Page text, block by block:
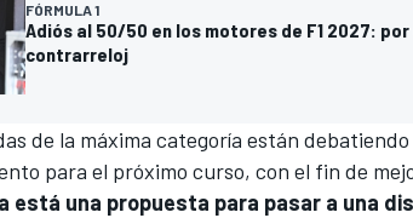
FÓRMULA 1
Adiós al 50/50 en los motores de F1 2027:
contrarreloj
de la máxima categoría están
para el próximo curso, con el fin de
está una propuesta para pasar a una